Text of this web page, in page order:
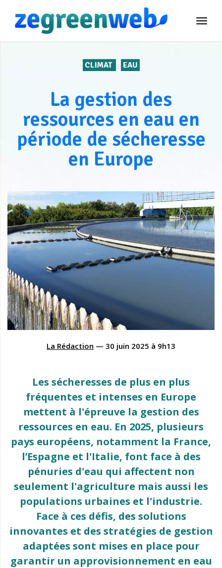
CLIMAT EAU
La gestion des
ressources en eau en
période de sécheresse
en Europe
La Rédaction — 30 juin 2025 à 9h13
Les sécheresses de plus en plus
fréquentes et intenses en Europe
mettent à l'épreuve la gestion des
ressources en eau. En 2025, plusieurs
pays européens, notamment la France,
l’Espagne et l'Italie, font face à des
pénuries d'eau qui affectent non
seulement l'agriculture mais aussi les
populations urbaines et l'industrie.
Face à ces défis, des solutions
innovantes et des stratégies de gestion
adaptées sont mises en place pour
garantir un approvisionnement en eau